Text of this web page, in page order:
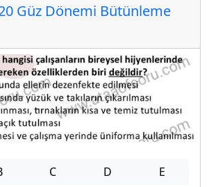
Güz Dönemi Bütünleme
C D E